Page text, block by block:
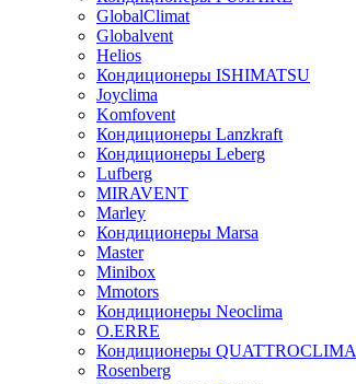
GlobalClimat
Globalvent
Helios
Кондиционеры ISHIMATSU
Joyclima
Komfovent
Кондиционеры Lanzkraft
Кондиционеры Leberg
Lufberg
MIRAVENT
Marley
Кондиционеры Marsa
Master
Minibox
Mmotors
Кондиционеры Neoclima
O.ERRE
Кондиционеры QUATTROCLIMA
Rosenberg